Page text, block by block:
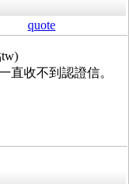
quote
直收不到認證信。